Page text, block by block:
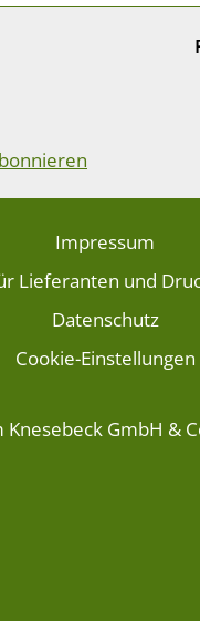
Impressum
Lieferanten und
Datenschutz
Cookie-Einstellungen
GmbH &